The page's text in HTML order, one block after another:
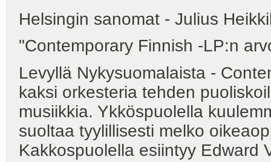
Helsingin sanomat - Julius
"Contemporary Finnish -LP:n
Levyllä Nykysuomalaista -
kaksi orkesteria tehden
musiikkia. Ykköspuolella
suoltaa tyylillisesti melko
Kakkospuolella esiintyy Edward